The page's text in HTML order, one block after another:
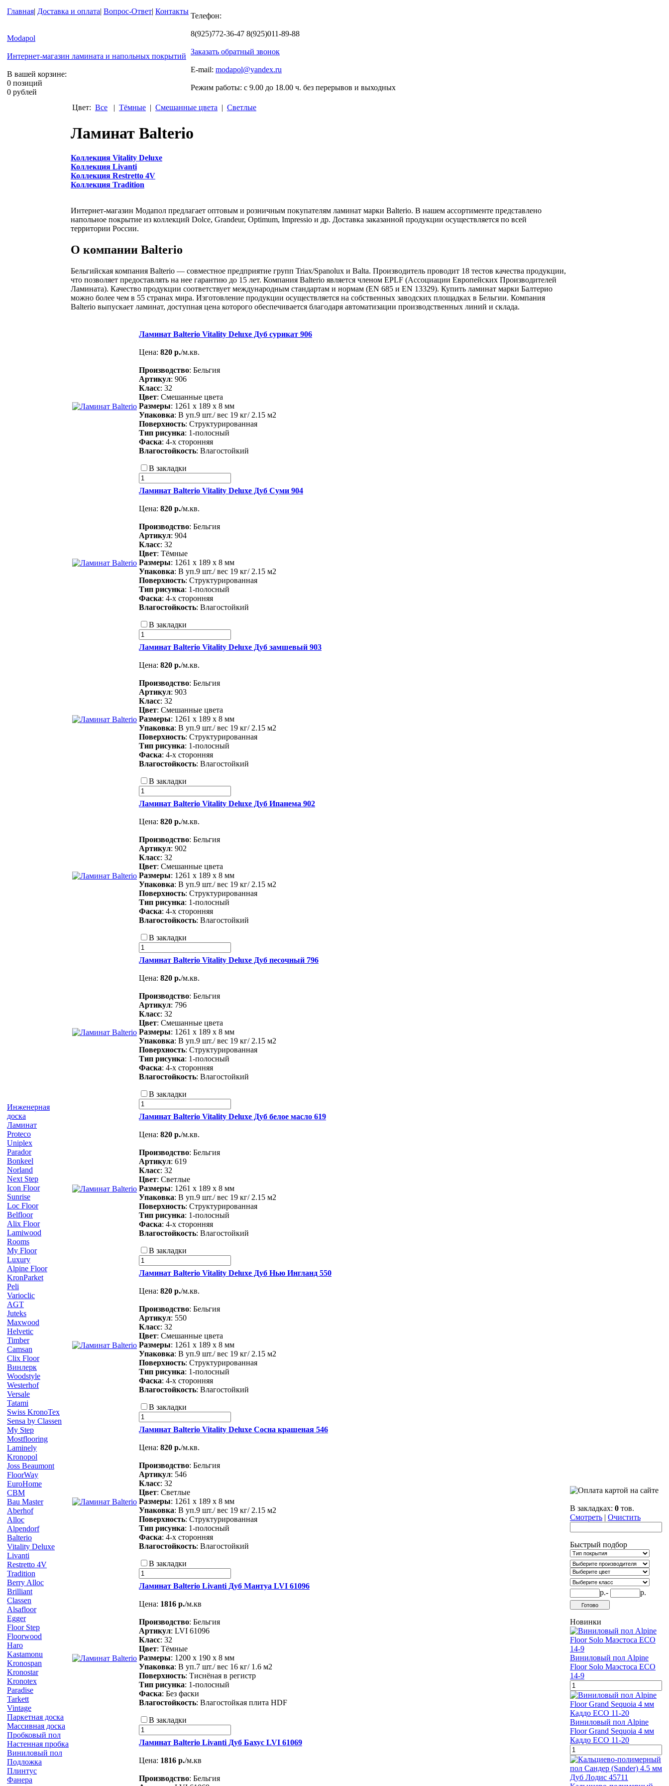
Главная| Доставка и оплата| Вопрос-Ответ| Контакты
Modapol
Интернет-магазин ламината и напольных покрытий
В вашей корзине:
0 позиций
0 рублей
Телефон:
8(925)772-36-47 8(925)011-89-88
Заказать обратный звонок
E-mail: modapol@yandex.ru
Режим работы: с 9.00 до 18.00 ч. без перерывов и выходных
Инженерная
доска
Ламинат
Proteco
Uniplex
Parador
Bonkeel
Norland
Next Step
Icon Floor
Sunrise
Loc Floor
Belfloor
Alix Floor
Lamiwood
Rooms
My Floor
Luxury
Alpine Floor
KronParket
Peli
Varioclic
AGT
Juteks
Maxwood
Helvetic
Timber
Camsan
Clix Floor
Винлерк
Woodstyle
Westerhof
Versale
Tatami
Swiss KronoTex
Sensa by Classen
My Step
Mostflooring
Laminely
Kronopol
Joss Beaumont
FloorWay
EuroHome
CBM
Bau Master
Aberhof
Alloc
Alpendorf
Balterio
Vitality Deluxe
Livanti
Restretto 4V
Tradition
Berry Alloc
Brilliant
Classen
Alsafloor
Egger
Floor Step
Floorwood
Haro
Kastamonu
Kronospan
Kronostar
Kronotex
Paradise
Tarkett
Vintage
Паркетная доска
Массивная доска
Пробковый пол
Настенная пробка
Виниловый пол
Подложка
Плинтус
Фанера
Цвет: Все | Тёмные | Смешанные цвета | Светлые
Ламинат Balterio
Коллекция Vitality Deluxe
Коллекция Livanti
Коллекция Restretto 4V
Коллекция Tradition
Интернет-магазин Модапол предлагает оптовым и розничным покупателям ламинат марки Balterio. В нашем ассортименте представлено
напольное покрытие из коллекций Dolce, Grandeur, Optimum, Impressio и др. Доставка заказанной продукции осуществляется по всей
территории России.
О компании Balterio
Бельгийская компания Balterio — совместное предприятие групп Triax/Spanolux и Balta. Производитель проводит 18 тестов качества продукции,
что позволяет предоставлять на нее гарантию до 15 лет. Компания Balterio является членом EPLF (Ассоциации Европейских Производителей
Ламината). Качество продукции соответствует международным стандартам и нормам (EN 685 и EN 13329). Купить ламинат марки Балтерио
можно более чем в 55 странах мира. Изготовление продукции осуществляется на собственных заводских площадках в Бельгии. Компания
Balterio выпускает ламинат, доступная цена которого обеспечивается благодаря автоматизации производственных линий и склада.
Ламинат Balterio Vitality Deluxe Дуб сурикат 906
Цена: 820 р./м.кв.
Производство: Бельгия
Артикул: 906
Класс: 32
Цвет: Смешанные цвета
Размеры: 1261 х 189 х 8 мм
Упаковка: В уп.9 шт./ вес 19 кг/ 2.15 м2
Поверхность: Структурированная
Тип рисунка: 1-полосный
Фаска: 4-х сторонняя
Влагостойкость: Влагостойкий
В закладки
Ламинат Balterio Vitality Deluxe Дуб Суми 904
Цена: 820 р./м.кв.
Производство: Бельгия
Артикул: 904
Класс: 32
Цвет: Тёмные
Размеры: 1261 х 189 х 8 мм
Упаковка: В уп.9 шт./ вес 19 кг/ 2.15 м2
Поверхность: Структурированная
Тип рисунка: 1-полосный
Фаска: 4-х сторонняя
Влагостойкость: Влагостойкий
В закладки
Ламинат Balterio Vitality Deluxe Дуб замшевый 903
Цена: 820 р./м.кв.
Производство: Бельгия
Артикул: 903
Класс: 32
Цвет: Смешанные цвета
Размеры: 1261 х 189 х 8 мм
Упаковка: В уп.9 шт./ вес 19 кг/ 2.15 м2
Поверхность: Структурированная
Тип рисунка: 1-полосный
Фаска: 4-х сторонняя
Влагостойкость: Влагостойкий
В закладки
Ламинат Balterio Vitality Deluxe Дуб Ипанема 902
Цена: 820 р./м.кв.
Производство: Бельгия
Артикул: 902
Класс: 32
Цвет: Смешанные цвета
Размеры: 1261 х 189 х 8 мм
Упаковка: В уп.9 шт./ вес 19 кг/ 2.15 м2
Поверхность: Структурированная
Тип рисунка: 1-полосный
Фаска: 4-х сторонняя
Влагостойкость: Влагостойкий
В закладки
Ламинат Balterio Vitality Deluxe Дуб песочный 796
Цена: 820 р./м.кв.
Производство: Бельгия
Артикул: 796
Класс: 32
Цвет: Смешанные цвета
Размеры: 1261 х 189 х 8 мм
Упаковка: В уп.9 шт./ вес 19 кг/ 2.15 м2
Поверхность: Структурированная
Тип рисунка: 1-полосный
Фаска: 4-х сторонняя
Влагостойкость: Влагостойкий
В закладки
Ламинат Balterio Vitality Deluxe Дуб белое масло 619
Цена: 820 р./м.кв.
Производство: Бельгия
Артикул: 619
Класс: 32
Цвет: Светлые
Размеры: 1261 х 189 х 8 мм
Упаковка: В уп.9 шт./ вес 19 кг/ 2.15 м2
Поверхность: Структурированная
Тип рисунка: 1-полосный
Фаска: 4-х сторонняя
Влагостойкость: Влагостойкий
В закладки
Ламинат Balterio Vitality Deluxe Дуб Нью Ингланд 550
Цена: 820 р./м.кв.
Производство: Бельгия
Артикул: 550
Класс: 32
Цвет: Смешанные цвета
Размеры: 1261 х 189 х 8 мм
Упаковка: В уп.9 шт./ вес 19 кг/ 2.15 м2
Поверхность: Структурированная
Тип рисунка: 1-полосный
Фаска: 4-х сторонняя
Влагостойкость: Влагостойкий
В закладки
Ламинат Balterio Vitality Deluxe Сосна крашеная 546
Цена: 820 р./м.кв.
Производство: Бельгия
Артикул: 546
Класс: 32
Цвет: Светлые
Размеры: 1261 х 189 х 8 мм
Упаковка: В уп.9 шт./ вес 19 кг/ 2.15 м2
Поверхность: Структурированная
Тип рисунка: 1-полосный
Фаска: 4-х сторонняя
Влагостойкость: Влагостойкий
В закладки
Ламинат Balterio Livanti Дуб Мантуа LVI 61096
Цена: 1816 р./м.кв
Производство: Бельгия
Артикул: LVI 61096
Класс: 32
Цвет: Тёмные
Размеры: 1200 х 190 х 8 мм
Упаковка: В уп.7 шт./ вес 16 кг/ 1.6 м2
Поверхность: Тиснёная в регистр
Тип рисунка: 1-полосный
Фаска: Без фаски
Влагостойкость: Влагостойкая плита HDF
В закладки
Ламинат Balterio Livanti Дуб Бахус LVI 61069
Цена: 1816 р./м.кв
Производство: Бельгия
В закладках: 0 тов.
Смотреть | Очистить
Быстрый подбор
р.- р.
Новинки
Виниловый пол Alpine
Floor Solo Маэстоса ЕСО
14-9
Виниловый пол Alpine
Floor Grand Sequoia 4 мм
Каддо ECO 11-20